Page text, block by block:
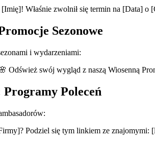
Właśnie zwolnił się termin na [Data]
Sezonowe
i wydarzeniami:
Odśwież swój wygląd z naszą Wiosenną
Programy Poleceń
Podziel się tym linkiem ze znajomymi: